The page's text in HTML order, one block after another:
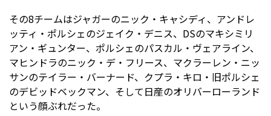
その8チームはジャガーのニック・キャシディ、アンドレ
ッティ・ポルシェのジェイク・デニス、DSのマキシミリ
アン・ギュンター、ポルシェのパスカル・ヴェアライン、
マヒンドラのニック・デ・フリース、マクラーレン・ニッ
サンのテイラー・バーナード、クプラ・キロ・旧ポルシェ
のデビッドベックマン、そして日産のオリバーローランド
という顔ぶれだった。